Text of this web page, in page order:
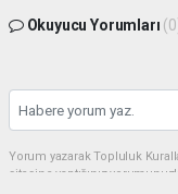
Okuyucu Yorumları
Yorum yazarak Topluluk
sitesine yaptığınız